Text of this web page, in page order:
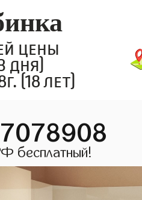
цены
дня)
(18 лет)
бесплатный!